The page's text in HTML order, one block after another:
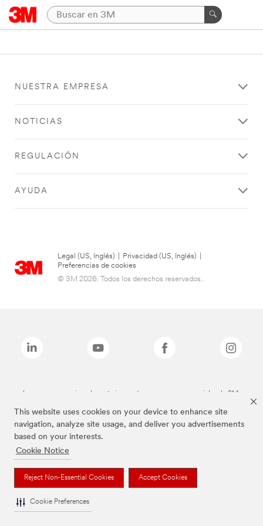
This website uses cookies on your device to enhance site
navigation, analyze site usage, and deliver you advertisements
based on your interests.
Cookie Notice
Reject Non-Essential Cookies Accept Cookies
Cookie Preferences
NUESTRA EMPRESA
NOTICIAS
REGULACIÓN
AYUDA
Legal (US, Inglés) Privacidad (US, Inglés)
Preferencias de cookies
© 3M 2026. Todos los derechos reservados..
Las marcas mencionadas anteriormente son marcas comerciales de 3M.